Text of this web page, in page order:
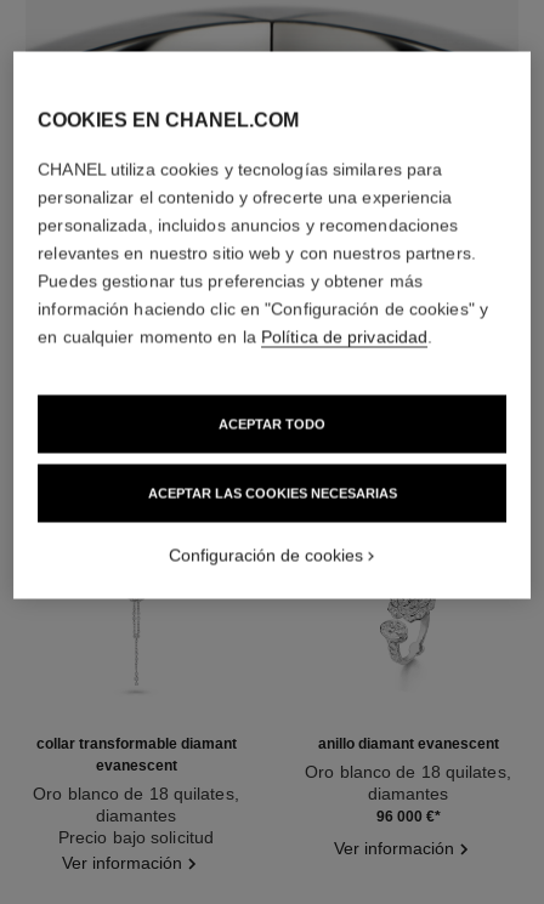
material
Oro blanco de 18 quilates
DESCUBRA TAMBIÉN
collar transformable diamant
evanescent
Oro blanco de 18 quilates,
diamantes
Ref. J63493
Precio bajo solicitud
Ver información
anillo diamant evanescent
Oro blanco de 18 quilates,
diamantes
Ref. J6348796 000 €*
Ver información
COOKIES EN CHANEL.COM
CHANEL utiliza cookies y tecnologías similares para
personalizar el contenido y ofrecerte una experiencia
personalizada, incluidos anuncios y recomendaciones
relevantes en nuestro sitio web y con nuestros partners.
Puedes gestionar tus preferencias y obtener más
información haciendo clic en "Configuración de cookies" y
en cualquier momento en la Política de privacidad
ACEPTAR LAS COOKIES NECESARIAS
ACEPTAR TODO
Configuración de cookies